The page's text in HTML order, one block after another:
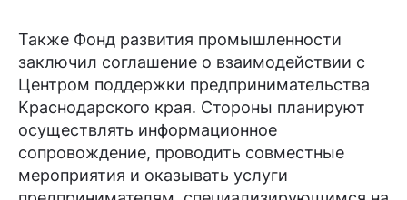
Также Фонд развития промышленности
заключил соглашение о взаимодействии с
Центром поддержки предпринимательства
Краснодарского края. Стороны планируют
осуществлять информационное
сопровождение, проводить совместные
мероприятия и оказывать услуги